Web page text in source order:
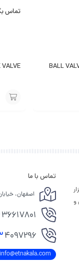
BALL
تماس
و
تماس با ما
اصفهان، خیابان
36617801
4097296
info@etnakala.com